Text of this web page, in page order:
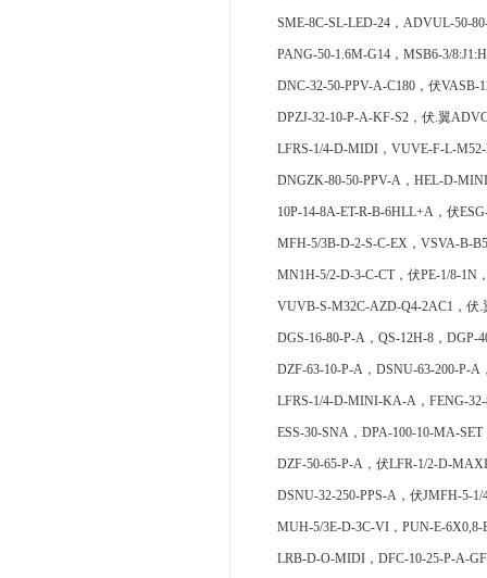
SME-8C-SL-LED-24，ADVUL-50-
PANG-50-1.6M-G14，MSB6-3/
DNC-32-50-PPV-A-C180，伏
DPZJ-32-10-P-A-KF-S2，伏.翼
LFRS-1/4-D-MIDI，VUVE-F-L-
DNGZK-80-50-PPV-A，HEL-D-
10P-14-8A-ET-R-B-6HLL+A，伏
MFH-5/3B-D-2-S-C-EX，VSVA-B-
MN1H-5/2-D-3-C-CT，伏PE-1/8-1N
VUVB-S-M32C-AZD-Q4-2AC1，伏.
DGS-16-80-P-A，QS-12H-8，DGP-
DZF-63-10-P-A，DSNU-63-200-P-A
LFRS-1/4-D-MINI-KA-A，FENG-32-
ESS-30-SNA，DPA-100-10-MA-
DZF-50-65-P-A，伏LFR-1/2-D-
DSNU-32-250-PPS-A，伏JMFH-5-
MUH-5/3E-D-3C-VI，PUN-E-
LRB-D-O-MIDI，DFC-10-25-P-A-